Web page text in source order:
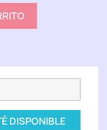
DISPONIBLE